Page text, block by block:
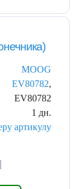
MOOG
EV80782,
EV80782
1 дн.
артикулу